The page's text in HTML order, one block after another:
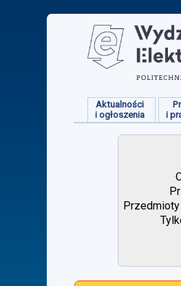
Aktualności
i ogłoszenia
i